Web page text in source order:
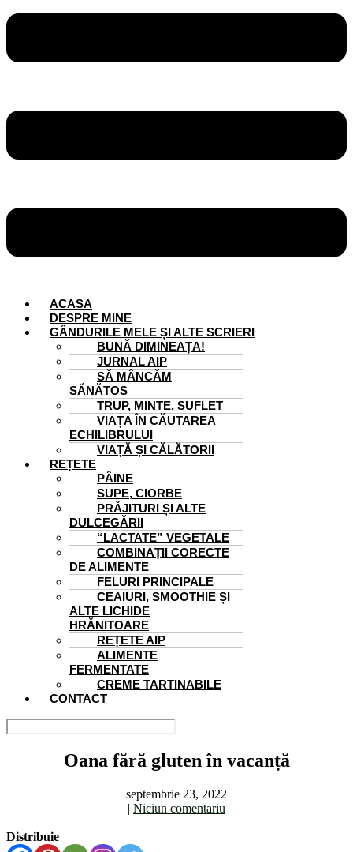
ACASA
DESPRE MINE
GÂNDURILE MELE ȘI ALTE SCRIERI
BUNĂ DIMINEAȚA!
JURNAL AIP
SĂ MÂNCĂM
SĂNĂTOS
TRUP, MINTE, SUFLET
VIAȚA ÎN CĂUTAREA
ECHILIBRULUI
VIAȚĂ ȘI CĂLĂTORII
REȚETE
PÂINE
SUPE, CIORBE
PRĂJITURI ȘI ALTE
DULCEGĂRII
“LACTATE” VEGETALE
COMBINAȚII CORECTE
DE ALIMENTE
FELURI PRINCIPALE
CEAIURI, SMOOTHIE ȘI
ALTE LICHIDE
HRĂNITOARE
REȚETE AIP
ALIMENTE
FERMENTATE
CREME TARTINABILE
CONTACT
Oana fără gluten în vacanță
septembrie 23, 2022
| Niciun comentariu
Distribuie